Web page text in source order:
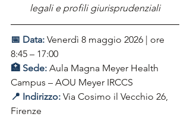
legali e profili giurisprudenziali
📅 Data: Venerdì 8 maggio 2026 | ore
8:45 – 17:00
🏥 Sede: Aula Magna Meyer Health
Campus – AOU Meyer IRCCS
📍 Indirizzo: Via Cosimo il Vecchio 26,
Firenze